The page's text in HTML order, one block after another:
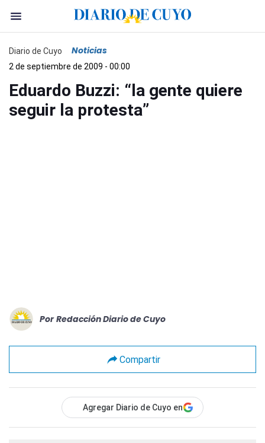
Diario de Cuyo Noticias
2 de septiembre de 2009 - 00:00
Eduardo Buzzi: “la gente quiere
seguir la protesta”
Por Redacción Diario de Cuyo
Compartir
Agregar Diario de Cuyo en